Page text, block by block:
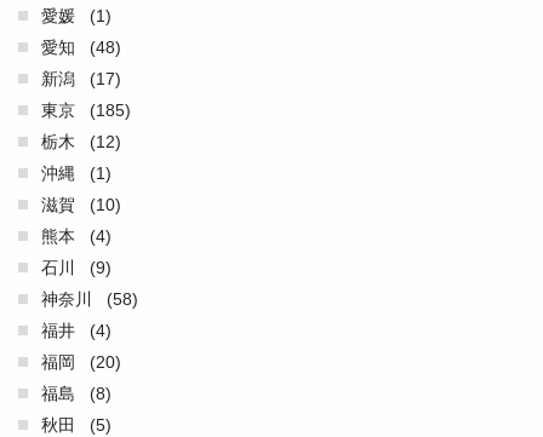
愛媛
(1)
愛知
(48)
新潟
(17)
東京
(185)
栃木
(12)
沖縄
(1)
滋賀
(10)
熊本
(4)
石川
(9)
神奈川
(58)
福井
(4)
福岡
(20)
福島
(8)
秋田
(5)